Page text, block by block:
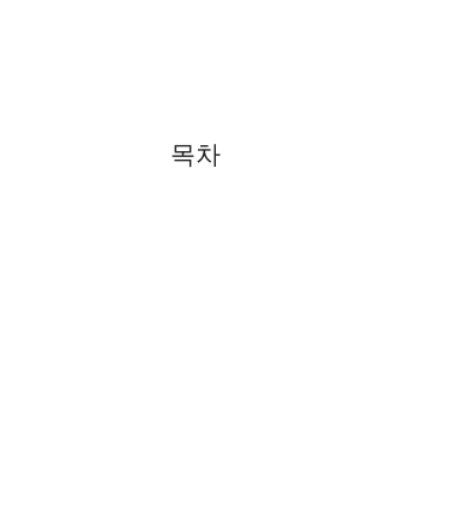
목차